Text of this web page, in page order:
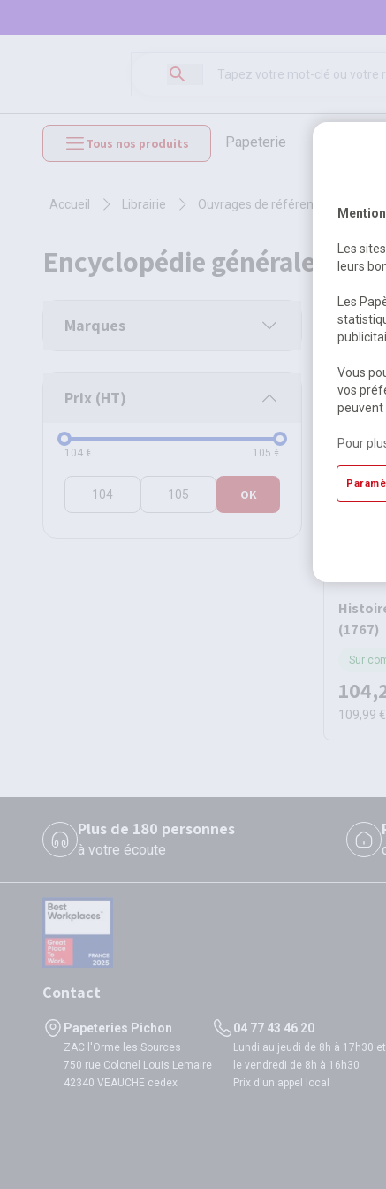
Tous nos produits papeterie
accueil librairie ouvrages de référence
encyclopédie générale en
Marques
Prix (HT)
Prix (HT)
104 € 105 €
OK
1
(1767)
Sur
109,99 €
Plus de 180 personnes
à votre écoute
Contact
Papeteries Pichon
ZAC l'Orme les Sources
750 rue Colonel Louis Lemaire
42340 VEAUCHE cedex
04 77 43 46 20
Lundi au jeudi de 8h à 17h30 et
le vendredi de 8h à 16h30
Prix d'un appel local
Les
leurs
Les
Vous
vos
peuvent
Pour